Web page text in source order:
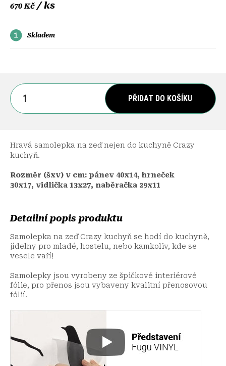
670 Kč / ks
Skladem
PŘIDAT DO KOŠÍKU
Hravá samolepka na zeď nejen do kuchyně Crazy
kuchyň.
Rozměr (šxv) v cm: pánev 40x14, hrneček
30x17, vidlička 13x27, naběračka 29x11
Detailní popis produktu
Samolepka na zeď Crazy kuchyň se hodí do kuchyně,
jídelny pro mladé, hostelu, nebo kamkoliv, kde se
vesele vaří!
Samolepky jsou vyrobeny ze špičkové interiérové
fólie, pro přenos jsou vybaveny kvalitní přenosovou
fólií.